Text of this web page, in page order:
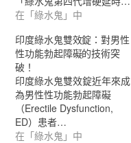
在「綠水鬼」中
印度綠水鬼雙效錠：對男性
性功能勃起障礙的技術突
破！
印度綠水鬼雙效錠近年來成
為男性性功能勃起障礙
（Erectile Dysfunction,
ED）患者…
在「綠水鬼」中